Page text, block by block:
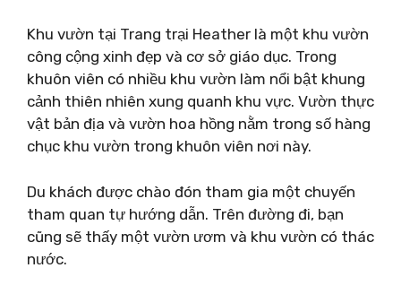
Khu vườn tại Trang trại Heather là một khu vườn
công cộng xinh đẹp và cơ sở giáo dục. Trong
khuôn viên có nhiều khu vườn làm nổi bật khung
cảnh thiên nhiên xung quanh khu vực. Vườn thực
vật bản địa và vườn hoa hồng nằm trong số hàng
chục khu vườn trong khuôn viên nơi này.
Du khách được chào đón tham gia một chuyến
tham quan tự hướng dẫn. Trên đường đi, bạn
cũng sẽ thấy một vườn ươm và khu vườn có thác
nước.